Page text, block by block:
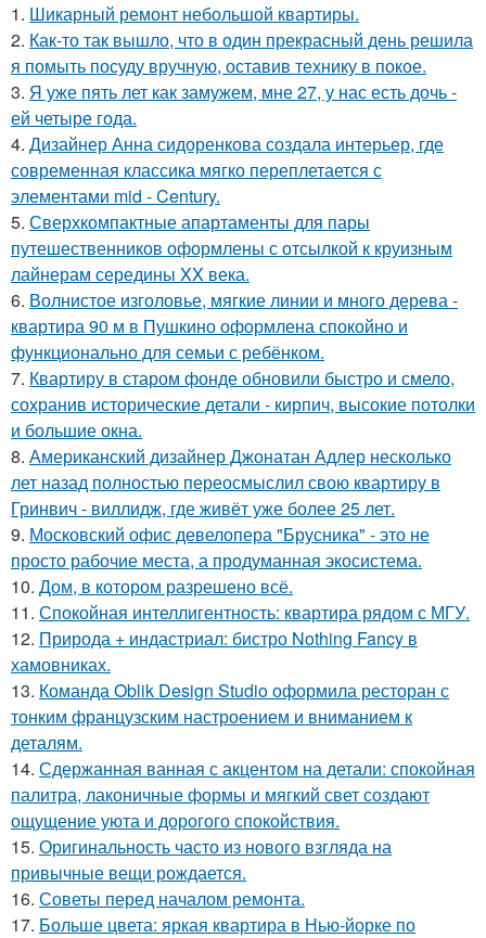
1. Шикарный ремонт небольшой квартиры.
2. Как-то так вышло, что в один прекрасный день решила
я помыть посуду вручную, оставив технику в покое.
3. Я уже пять лет как замужем, мне 27, у нас есть дочь -
ей четыре года.
4. Дизайнер Анна сидоренкова создала интерьер, где
современная классика мягко переплетается с
элементами mid - Century.
5. Сверхкомпактные апартаменты для пары
путешественников оформлены с отсылкой к круизным
лайнерам середины XX века.
6. Волнистое изголовье, мягкие линии и много дерева -
квартира 90 м в Пушкино оформлена спокойно и
функционально для семьи с ребёнком.
7. Квартиру в старом фонде обновили быстро и смело,
сохранив исторические детали - кирпич, высокие потолки
и большие окна.
8. Американский дизайнер Джонатан Адлер несколько
лет назад полностью переосмыслил свою квартиру в
Гринвич - виллидж, где живёт уже более 25 лет.
9. Московский офис девелопера "Брусника" - это не
просто рабочие места, а продуманная экосистема.
10. Дом, в котором разрешено всё.
11. Спокойная интеллигентность: квартира рядом с МГУ.
12. Природа + индастриал: бистро Nothing Fancy в
хамовниках.
13. Команда Oblik Design Studio оформила ресторан с
тонким французским настроением и вниманием к
деталям.
14. Сдержанная ванная с акцентом на детали: спокойная
палитра, лаконичные формы и мягкий свет создают
ощущение уюта и дорогого спокойствия.
15. Оригинальность часто из нового взгляда на
привычные вещи рождается.
16. Советы перед началом ремонта.
17. Больше цвета: яркая квартира в Нью-йорке по